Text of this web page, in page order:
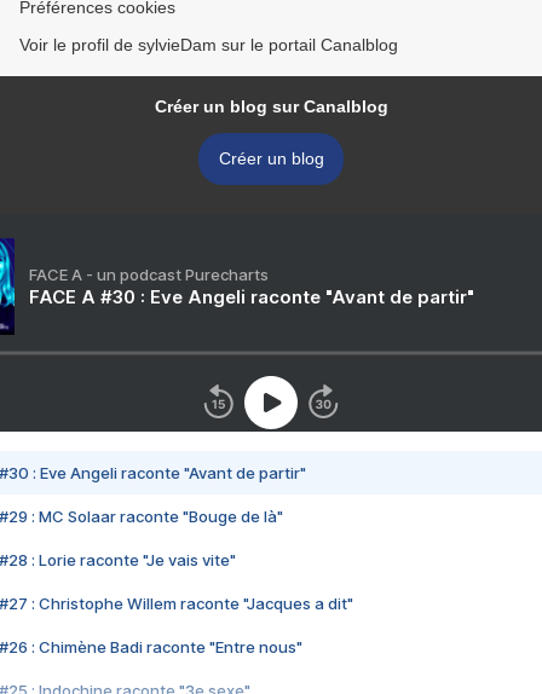
Préférences cookies
Voir le profil de sylvieDam sur le portail Canalblog
Créer un blog sur Canalblog
Créer un blog
FACE A - un podcast Purecharts
FACE A #30 : Eve Angeli raconte "Avant de partir"
#30 : Eve Angeli raconte "Avant de partir"
#29 : MC Solaar raconte "Bouge de là"
#28 : Lorie raconte "Je vais vite"
#27 : Christophe Willem raconte "Jacques a dit"
#26 : Chimène Badi raconte "Entre nous"